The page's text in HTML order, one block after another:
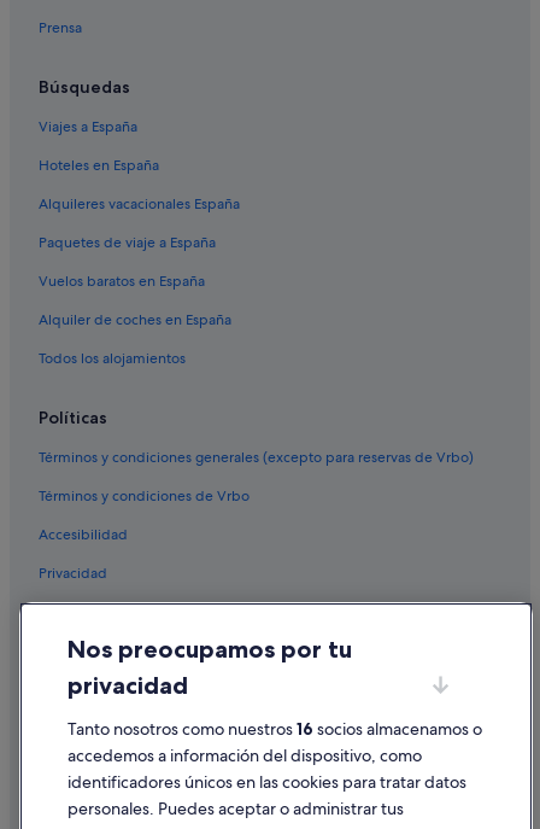
Prensa
Búsquedas
Viajes a España
Hoteles en España
Alquileres vacacionales España
Paquetes de viaje a España
Vuelos baratos en España
Alquiler de coches en España
Todos los alojamientos
Políticas
Términos y condiciones generales (excepto para reservas de Vrbo)
Términos y condiciones de Vrbo
Accesibilidad
Privacidad
Condiciones de uso
Información legal/contacto
Pautas sobre el contenido y cómo denunciar contenido
Ayuda
Nos preocupamos por tu
privacidad
Tanto nosotros como nuestros16 socios almacenamos o
accedemos a información del dispositivo, como
identificadores únicos en las cookies para tratar datos
personales. Puedes aceptar o administrar tus